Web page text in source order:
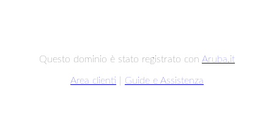
Questo dominio è stato registrato con Aruba.it
Area clienti Guide e Assistenza